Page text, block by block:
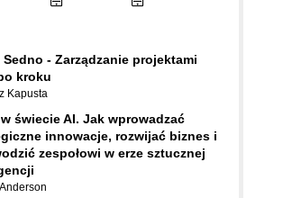
Sedno - Zarządzanie projektami
kroku
Kapusta
świecie AI. Jak wprowadzać
innowacje, rozwijać biznes i
zespołowi w erze sztucznej